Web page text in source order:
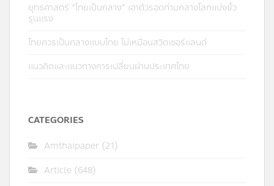
ยุทธศาสตร์ “ไทยเป็นกลาง” เอาตัวรอดท่ามกลางโลกแบ่งขั้ว
รุนแรง
ไทยควรเป็นกลางแบบไทย ไม่เหมือนสวิตเซอร์แลนด์
แนวคิดและแนวทางการเปลี่ยนผ่านประเทศไทย
CATEGORIES
Amthaipaper (21)
Article (648)